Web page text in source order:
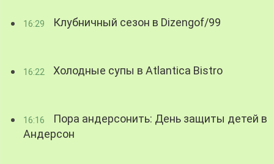
16:29 Клубничный сезон в Dizengof/99
16:22 Холодные супы в Atlantica Bistro
16:16
Пора андерсонить: День защиты детей в
Андерсон